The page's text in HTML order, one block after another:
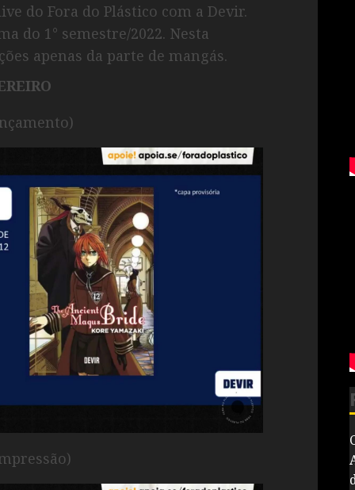
do Fora do Plástico com a Devir.
do 1° semestre/2022. Nesta
apenas da parte de mangás.